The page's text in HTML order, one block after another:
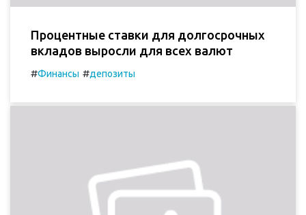
Процентные ставки для долгосрочных
вкладов выросли для всех валют
#Финансы #депозиты